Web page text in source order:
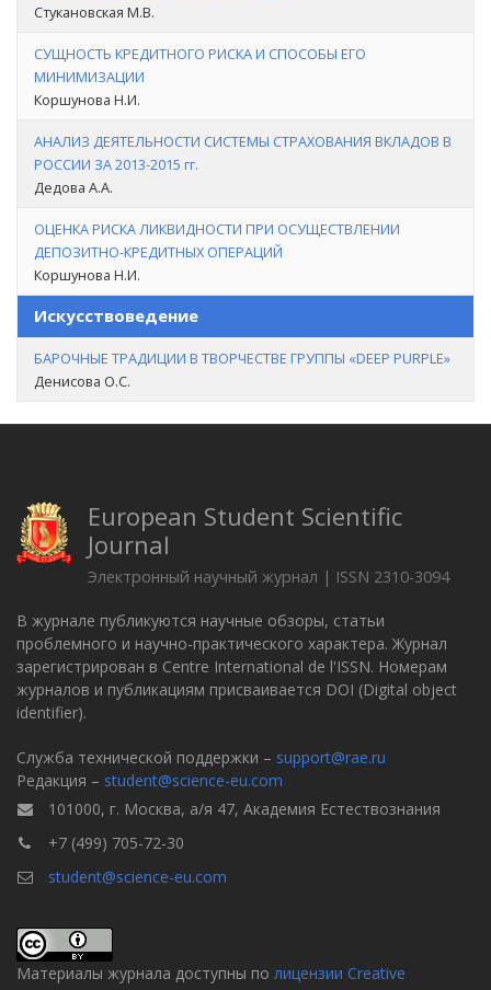
Стукановская М.В.
СУЩНОСТЬ КРЕДИТНОГО РИСКА И СПОСОБЫ ЕГО
МИНИМИЗАЦИИ
Коршунова Н.И.
АНАЛИЗ ДЕЯТЕЛЬНОСТИ СИСТЕМЫ СТРАХОВАНИЯ ВКЛАДОВ В
РОССИИ ЗА 2013-2015 гг.
Дедова А.А.
ОЦЕНКА РИСКА ЛИКВИДНОСТИ ПРИ ОСУЩЕСТВЛЕНИИ
ДЕПОЗИТНО-КРЕДИТНЫХ ОПЕРАЦИЙ
Коршунова Н.И.
Искусствоведение
БАРОЧНЫЕ ТРАДИЦИИ В ТВОРЧЕСТВЕ ГРУППЫ «DEEP PURPLE»
Денисова О.С.
European Student Scientific
Journal
Электронный научный журнал | ISSN 2310-3094
В журнале публикуются научные обзоры, статьи
проблемного и научно-практического характера. Журнал
зарегистрирован в Centre International de l'ISSN. Номерам
журналов и публикациям присваивается DOI (Digital object
identifier).
Служба технической поддержки – support@rae.ru
Редакция – student@science-eu.com
101000, г. Москва, а/я 47, Академия Естествознания
+7 (499) 705-72-30
student@science-eu.com
Материалы журнала доступны по лицензии Creative